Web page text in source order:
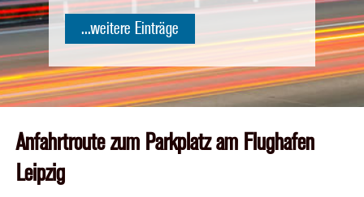
...weitere Einträge
Anfahrtroute zum Parkplatz am Flughafen
Leipzig